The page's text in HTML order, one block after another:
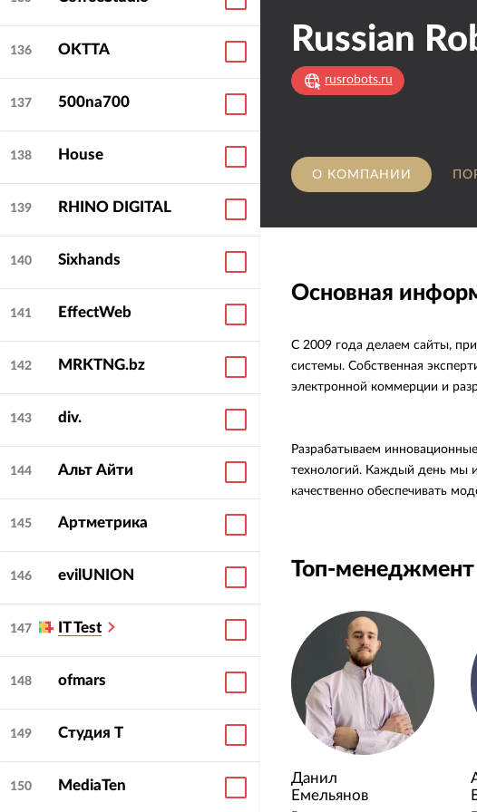
136 OKTTA
137 500na700
138 House
139 RHINO DIGITAL
140 Sixhands
141 EffectWeb
142 MRKTNG.bz
143 div.
144 Альт Айти
145 Артметрика
146 evilUNION
147 IT Test
148 ofmars
149 Студия Т
150 MediaTen
rusrobots.ru
О КОМПАНИИ
Основная
С 2009 года делаем сайты,
системы. Собственная
электронной коммерции и
Разрабатываем
технологий. Каждый день мы
качественно обеспечивать
Топ-менеджмент
Данил
Емельянов